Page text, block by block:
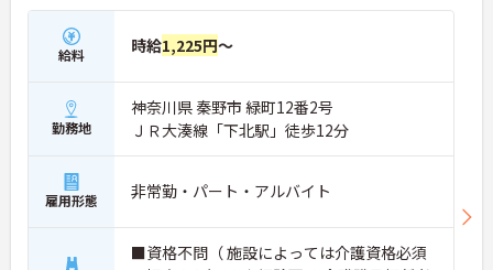
給料 時給1,225円～
勤務地
神奈川県 秦野市 緑町12番2号
ＪＲ大湊線「下北駅」徒歩12分
雇用形態 非常勤・パート・アルバイト
■資格不問（ 施設によっては介護資格必須